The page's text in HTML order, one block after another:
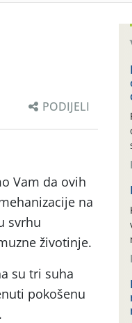
PODIJELI
Vam da ovih
na
svrhu
životinje.
su tri suha
pokošenu